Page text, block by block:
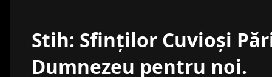
Stih: Sfinţilor Cuvioşi
Dumnezeu pentru noi.